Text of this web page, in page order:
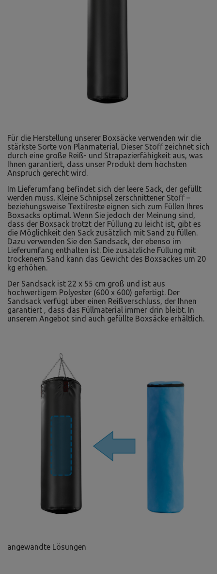
Für die Herstellung unserer Boxsäcke verwenden wir die
stärkste Sorte von Planmaterial. Dieser Stoff zeichnet sich
durch eine große Reiß- und Strapazierfähigkeit aus, was
Ihnen garantiert, dass unser Produkt dem höchsten
Anspruch gerecht wird.
Im Lieferumfang befindet sich der leere Sack, der gefüllt
werden muss. Kleine Schnipsel zerschnittener Stoff –
beziehungsweise Textilreste eignen sich zum Füllen Ihres
Boxsacks optimal. Wenn Sie jedoch der Meinung sind,
dass der Boxsack trotzt der Füllung zu leicht ist, gibt es
die Möglichkeit den Sack zusätzlich mit Sand zu füllen.
Dazu verwenden Sie den Sandsack, der ebenso im
Lieferumfang enthalten ist. Die zusätzliche Füllung mit
trockenem Sand kann das Gewicht des Boxsackes um 20
kg erhöhen.
Der Sandsack ist 22 x 55 cm groß und ist aus
hochwertigem Polyester (600 x 600) gefertigt. Der
Sandsack verfügt über einen Reißverschluss, der Ihnen
garantiert , dass das Füllmaterial immer drin bleibt. In
unserem Angebot sind auch gefüllte Boxsäcke erhältlich.
angewandte Lösungen